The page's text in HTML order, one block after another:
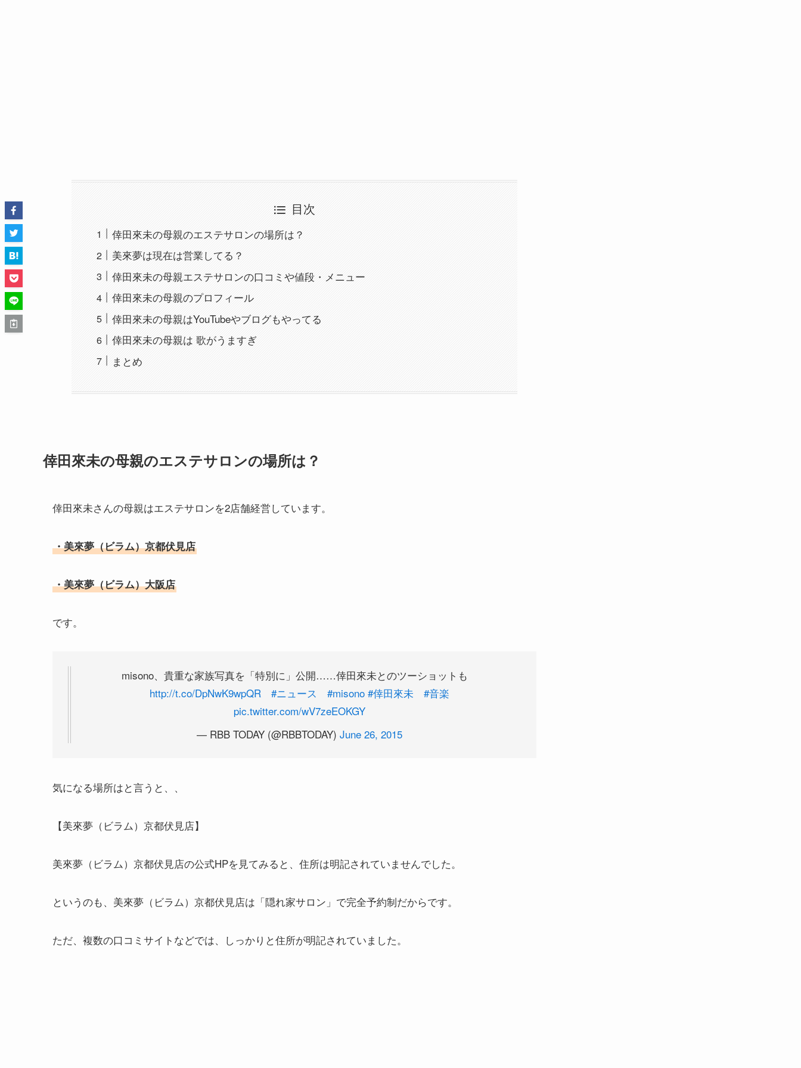
目次
倖田來未の母親のエステサロンの場所は？
美來夢は現在は営業してる？
倖田來未の母親エステサロンの口コミや値段・メニュー
倖田來未の母親のプロフィール
倖田來未の母親はYouTubeやブログもやってる
倖田來未の母親は 歌がうますぎ
まとめ
倖田來未の母親のエステサロンの場所は？
倖田來未さんの母親はエステサロンを2店舗経営しています。
・美來夢（ビラム）京都伏見店
・美來夢（ビラム）大阪店
です。
misono、貴重な家族写真を「特別に」公開……倖田來未とのツーショットも
http://t.co/DpNwK9wpQR
#ニュース #misono #倖田來未
#音楽
pic.twitter.com/wV7zeEOKGY
— RBB TODAY (@RBBTODAY) June 26, 2015
気になる場所はと言うと、、
【美來夢（ビラム）京都伏見店】
美來夢（ビラム）京都伏見店の公式HPを見てみると、住所は明記されていませんでした。
というのも、美來夢（ビラム）京都伏見店は「隠れ家サロン」で完全予約制だからです。
ただ、複数の口コミサイトなどでは、しっかりと住所が明記されていました。